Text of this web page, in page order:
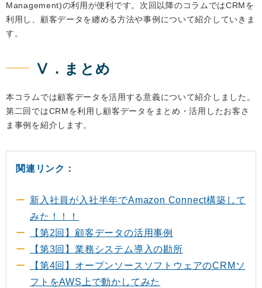
Management)の利用が便利です。次回以降のコラムではCRMを
利用し、顧客データを纏める方法や事例について紹介していきま
す。
Ⅴ．まとめ
本コラムでは顧客データを活用する意義について紹介しました。
第二回ではCRMを利用し顧客データをまとめ・活用したお客さ
ま事例を紹介します。
関連リンク：
新入社員が入社半年でAmazon Connect構築して
みた！！！
【第2回】顧客データの活用事例
【第3回】業務システム導入の勘所
【第4回】オープンソースソフトウェアのCRMソ
フトをAWS上で動かしてみた